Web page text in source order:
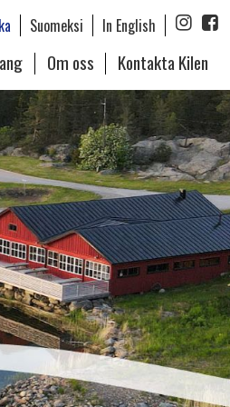
Suomeksi In English
Om oss Kontakta Kilen